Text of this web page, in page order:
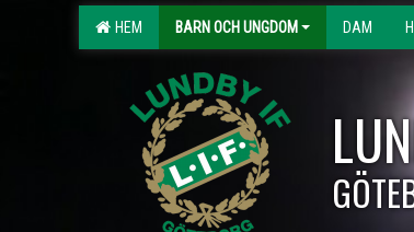
HEM BARN OCH UNGDOM DAM